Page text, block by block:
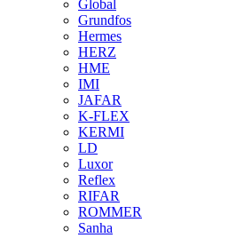
Global
Grundfos
Hermes
HERZ
HME
IMI
JAFAR
K-FLEX
KERMI
LD
Luxor
Reflex
RIFAR
ROMMER
Sanha